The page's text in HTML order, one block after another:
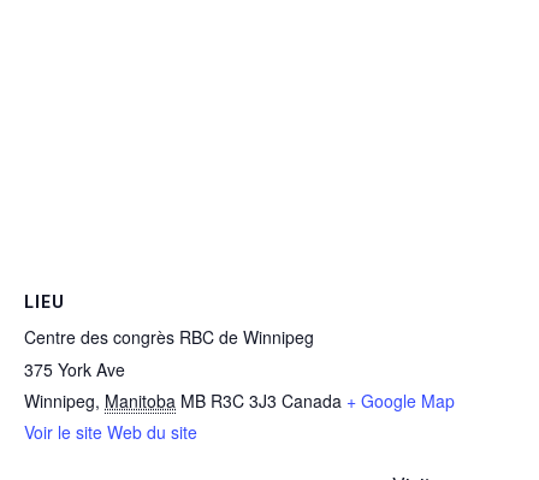
LIEU
Centre des congrès RBC de Winnipeg
375 York Ave
Winnipeg, Manitoba MB R3C 3J3 Canada + Google Map
Voir le site Web du site